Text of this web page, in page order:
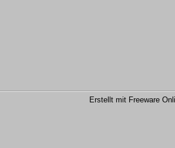
Erstellt mit Freeware